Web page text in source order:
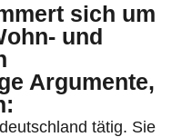
sich um
und
Argumente,
tätig. Sie